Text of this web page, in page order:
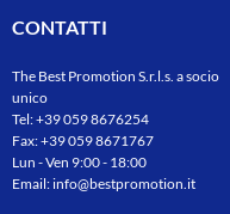
CONTATTI
The Best Promotion S.r.l.s. a socio
unico
Tel:+39 059 8676254
Fax: +39 059 8671767
Lun - Ven 9:00 - 18:00
Email:info@bestpromotion.it